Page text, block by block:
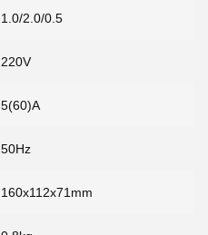
1.0/2.0/0.5
220V
5(60)A
50Hz
160x112x71mm